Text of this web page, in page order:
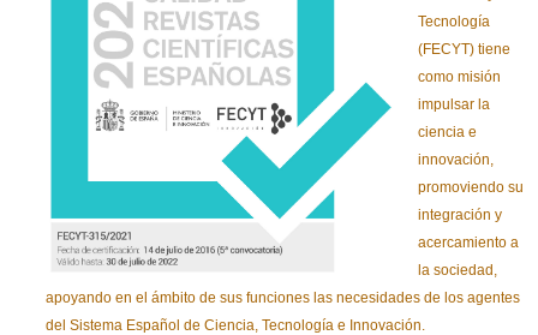
Tecnología
(FECYT) tiene
como misión
impulsar la
ciencia e
innovación,
promoviendo su
integración y
acercamiento a
la sociedad,
apoyando en el ámbito de sus funciones las necesidades de los agentes
del Sistema Español de Ciencia, Tecnología e Innovación.